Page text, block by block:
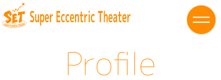
Profile